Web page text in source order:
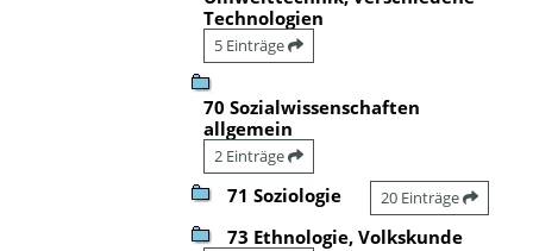
Technologien
5 Einträge
70 Sozialwissenschaften
allgemein
2 Einträge
71 Soziologie 20 Einträge
73 Ethnologie, Volkskunde